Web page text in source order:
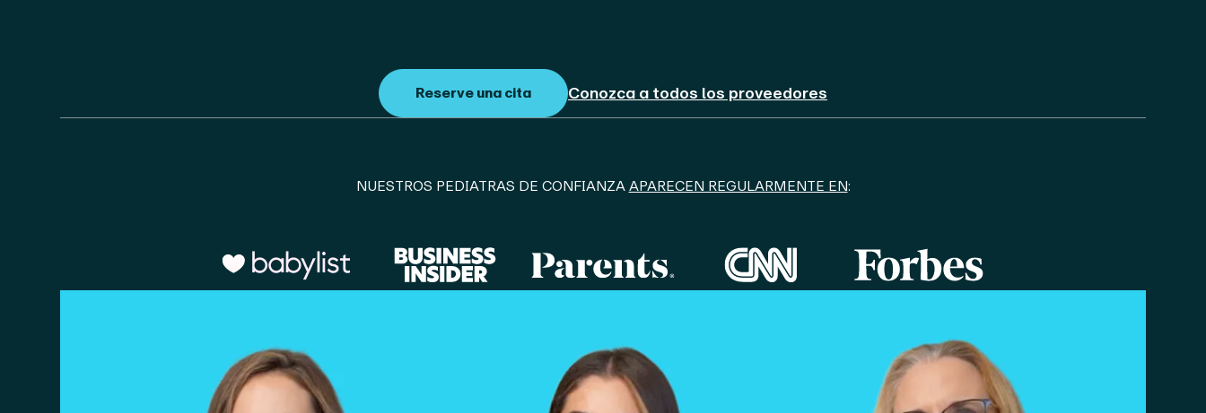
Reserve una cita Conozca a todos los proveedores
NUESTROS PEDIATRAS DE CONFIANZA APARECEN REGULARMENTE EN: